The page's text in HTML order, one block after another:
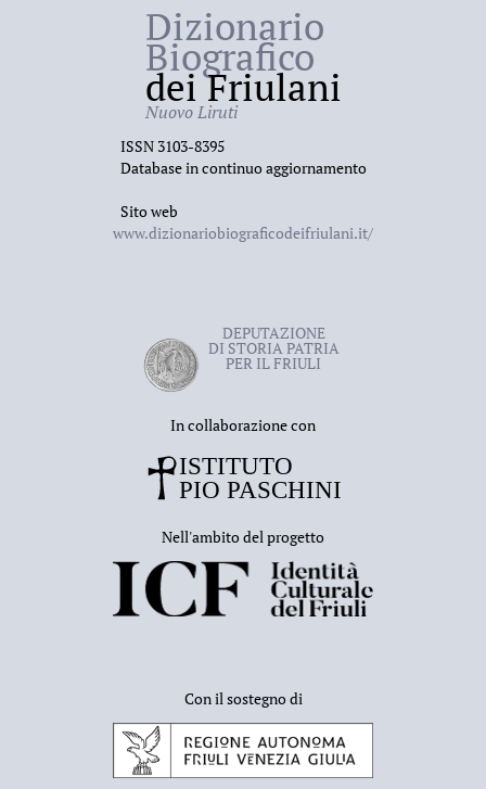
Dizionario
Biografico
dei Friulani
Nuovo Liruti
ISSN 3103-8395
Database in continuo aggiornamento
Sito web
www.dizionariobiograficodeifriulani.it/
DEPUTAZIONE
DI STORIA PATRIA
PER IL FRIULI
In collaborazione con
Nell'ambito del progetto
Con il sostegno di